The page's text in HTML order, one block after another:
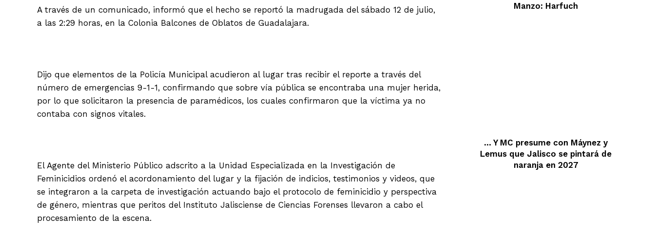
A través de un comunicado, informó que el hecho se reportó la madrugada del sábado 12 de julio,
a las 2:29 horas, en la Colonia Balcones de Oblatos de Guadalajara.
Dijo que elementos de la Policía Municipal acudieron al lugar tras recibir el reporte a través del
número de emergencias 9-1-1, confirmando que sobre vía pública se encontraba una mujer herida,
por lo que solicitaron la presencia de paramédicos, los cuales confirmaron que la víctima ya no
contaba con signos vitales.
El Agente del Ministerio Público adscrito a la Unidad Especializada en la Investigación de
Feminicidios ordenó el acordonamiento del lugar y la fijación de indicios, testimonios y videos, que
se integraron a la carpeta de investigación actuando bajo el protocolo de feminicidio y perspectiva
de género, mientras que peritos del Instituto Jalisciense de Ciencias Forenses llevaron a cabo el
procesamiento de la escena.
Manzo: Harfuch
… Y MC presume con Máynez y
Lemus que Jalisco se pintará de
naranja en 2027